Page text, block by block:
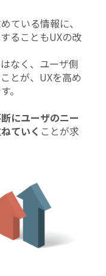
ている情報に、
ることもUXの改
なく、ユーザ側
とが、UXを高め
。
にユーザのニー
ていく ことが求